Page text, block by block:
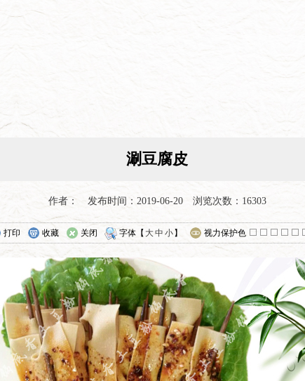
涮豆腐皮
作者： 发布时间：2019-06-20 浏览次数：16303
打印 收藏 关闭 字体【 大中 小】 视力保护色